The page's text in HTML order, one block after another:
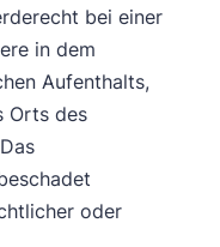
bei einer
in dem
Aufenthalts,
Orts des
oder